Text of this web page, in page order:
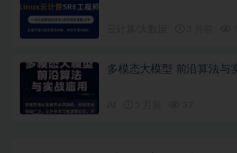
多模态大模型 前沿算法与